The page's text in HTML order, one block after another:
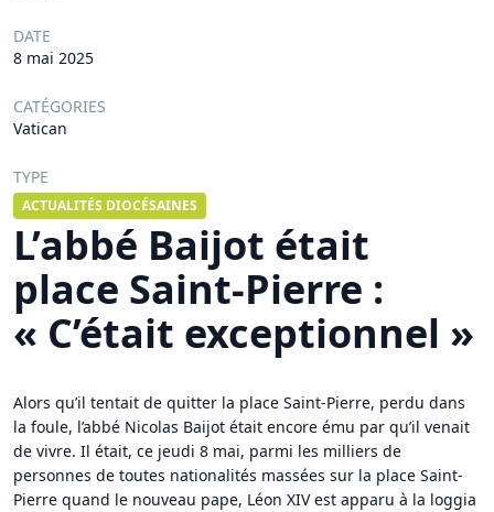
DATE
8 mai 2025
CATÉGORIES
Vatican
TYPE
ACTUALITÉS DIOCÉSAINES
L’abbé Baijot était
place Saint-Pierre :
« C’était exceptionnel »
Alors qu’il tentait de quitter la place Saint-Pierre, perdu dans
la foule, l’abbé Nicolas Baijot était encore ému par qu’il venait
de vivre. Il était, ce jeudi 8 mai, parmi les milliers de
personnes de toutes nationalités massées sur la place Saint-
Pierre quand le nouveau pape, Léon XIV est apparu à la loggia